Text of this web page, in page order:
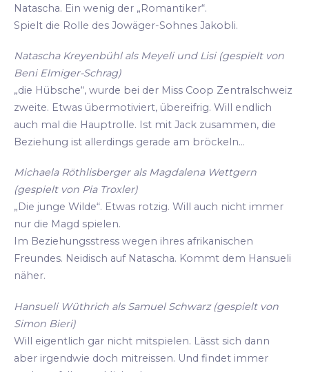
Natascha. Ein wenig der „Romantiker“.
Spielt die Rolle des Jowäger-Sohnes Jakobli.
Natascha Kreyenbühl als Meyeli und Lisi (gespielt von
Beni Elmiger-Schrag)
„die Hübsche“, wurde bei der Miss Coop Zentralschweiz
zweite. Etwas übermotiviert, übereifrig. Will endlich
auch mal die Hauptrolle. Ist mit Jack zusammen, die
Beziehung ist allerdings gerade am bröckeln...
Michaela Röthlisberger als Magdalena Wettgern
(gespielt von Pia Troxler)
„Die junge Wilde“. Etwas rotzig. Will auch nicht immer
nur die Magd spielen.
Im Beziehungsstress wegen ihres afrikanischen
Freundes. Neidisch auf Natascha. Kommt dem Hansueli
näher.
Hansueli Wüthrich als Samuel Schwarz (gespielt von
Simon Bieri)
Will eigentlich gar nicht mitspielen. Lässt sich dann
aber irgendwie doch mitreissen. Und findet immer